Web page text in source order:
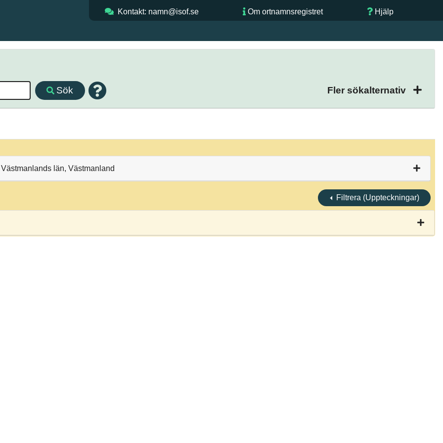
Kontakt: namn@isof.se Om ortnamnsregistret Hjälp
Sök Fler sökalternativ
län, Västmanland
Filtrera (Uppteckningar)